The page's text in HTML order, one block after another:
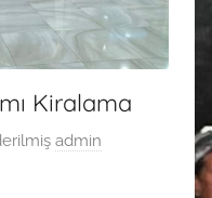
Kiralama
admin